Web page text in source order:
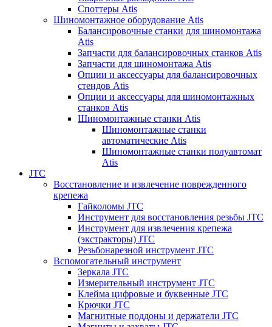
Споттеры Atis
Шиномонтажное оборудование Atis
Балансировочные станки для шиномонтажа
Atis
Запчасти для балансировочных станков Atis
Запчасти для шиномонтажа Atis
Опции и аксессуары для балансировочных
стендов Atis
Опции и аксессуары для шиномонтажных
станков Atis
Шиномонтажные станки Atis
Шиномонтажные станки
автоматические Atis
Шиномонтажные станки полуавтомат
Atis
JTC
Восстановление и извлечение поврежденного
крепежа
Гайколомы JTC
Инструмент для восстановления резьбы JTC
Инструмент для извлечения крепежа
(экстракторы) JTC
Резьбонарезной инструмент JTC
Вспомогательный инструмент
Зеркала JTC
Измерительный инструмент JTC
Клейма цифровые и буквенные JTC
Крючки JTC
Магнитные поддоны и держатели JTC